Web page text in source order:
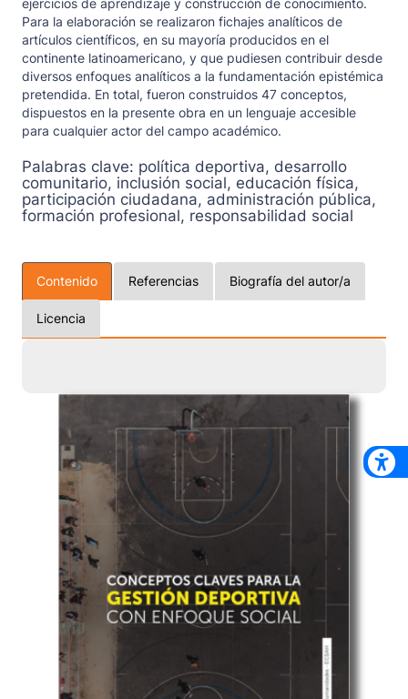
Para la elaboración se realizaron fichajes analíticos de
artículos científicos, en su mayoría producidos en el
continente latinoamericano, y que pudiesen contribuir desde
diversos enfoques analíticos a la fundamentación epistémica
pretendida. En total, fueron construidos 47 conceptos,
dispuestos en la presente obra en un lenguaje accesible
para cualquier actor del campo académico.
Palabras clave: política deportiva, desarrollo
comunitario, inclusión social, educación física,
participación ciudadana, administración pública,
formación profesional, responsabilidad social
Contenido Referencias Biografía del autor/a
Licencia